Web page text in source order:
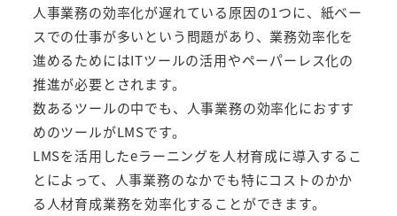
人事業務の効率化が遅れている原因の1つに、紙ベー
スでの仕事が多いという問題があり、業務効率化を
進めるためにはITツールの活用やペーパーレス化の
推進が必要とされます。
数あるツールの中でも、人事業務の効率化におすす
めのツールがLMSです。
LMSを活用したeラーニングを人材育成に導入するこ
とによって、人事業務のなかでも特にコストのかか
る人材育成業務を効率化することができます。